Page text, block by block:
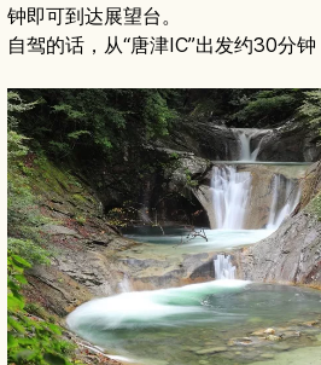
钟即可到达展望台。
自驾的话，从“唐津IC”出发约30分钟